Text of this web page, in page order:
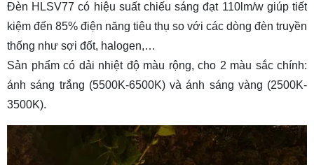
Đèn HLSV77 có hiệu suất chiếu sáng đạt 110lm/w giúp tiết
kiệm đến 85% điện năng tiêu thụ so với các dòng đèn truyền
thống như sợi đốt, halogen,…
Sản phẩm có dải nhiệt độ màu rộng, cho 2 màu sắc chính:
ánh sáng trắng (5500K-6500K) và ánh sáng vàng (2500K-
3500K).